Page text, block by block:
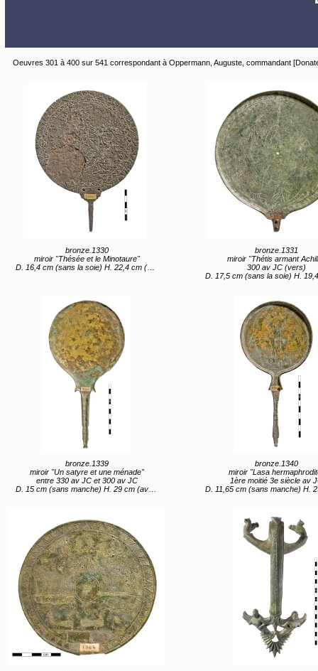
Oeuvres 301 à 400 sur 541 correspondant à Oppermann, Auguste, commandant
bronze.1330
miroir "Thésée et le Minotaure"
D. 16,4 cm (sans la soie) H. 22,4 cm (avec la soie)
bronze.1331
miroir "Thétis armant
300 av JC (vers)
D. 17,5 cm (sans la soie) H. 19,4 cm (avec
bronze.1339
miroir "Un satyre et une ménade"
entre 330 av JC et 300 av JC
D. 15 cm (sans manche) H. 29 cm (avec manche)
bronze.1340
miroir "Lasa
1ère moitié 3e siècle av
D. 11,65 cm (sans manche) H. 23,2 cm (avec